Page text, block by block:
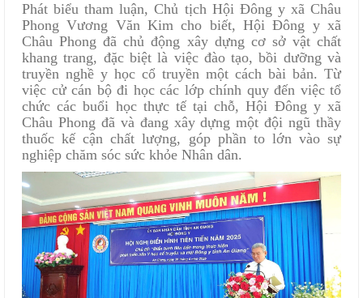
Phát biểu tham luận, Chủ tịch Hội Đông y xã Châu
Phong Vương Văn Kim cho biết, Hội Đông y xã
Châu Phong đã chủ động xây dựng cơ sở vật chất
khang trang, đặc biệt là việc đào tạo, bồi dưỡng và
truyền nghề y học cổ truyền một cách bài bản. Từ
việc cử cán bộ đi học các lớp chính quy đến việc tổ
chức các buổi học thực tế tại chỗ, Hội Đông y xã
Châu Phong đã và đang xây dựng một đội ngũ thầy
thuốc kế cận chất lượng, góp phần to lớn vào sự
nghiệp chăm sóc sức khỏe Nhân dân.